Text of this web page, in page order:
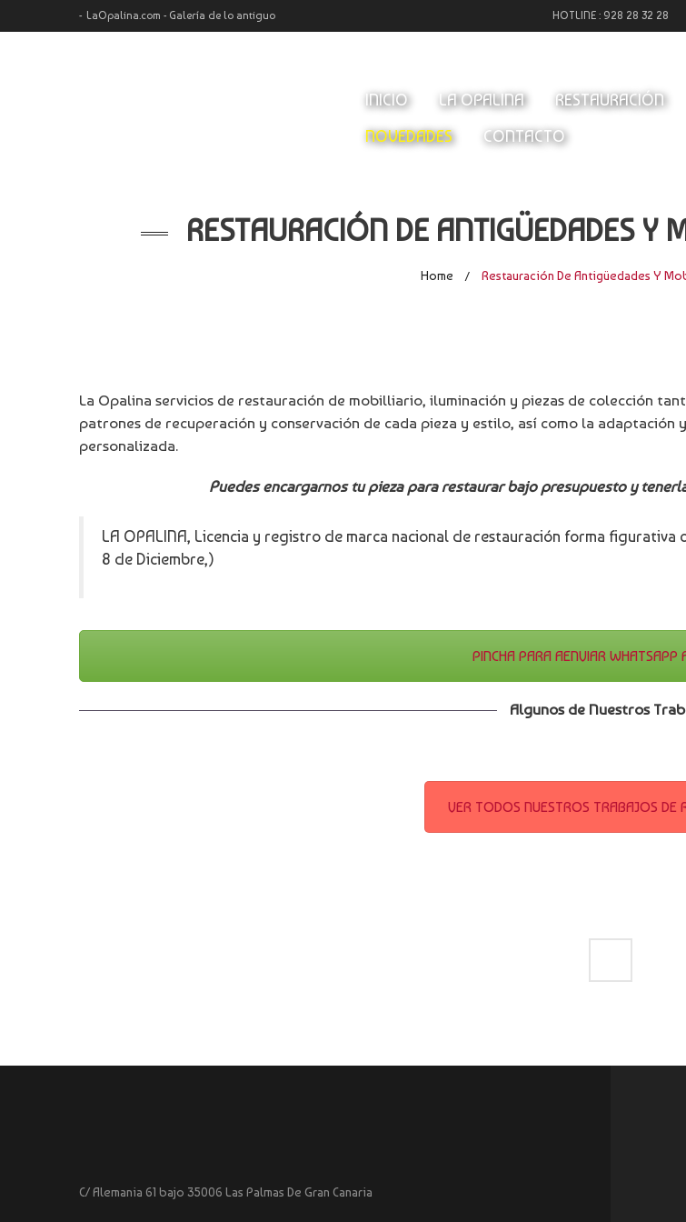
LaOpalina.com - Galería de lo antiguo HOTLINE : 928 28 32 28
INICIO LA OPALINA RESTAURACIÓN
NOVEDADES
CONTACTO
RESTAURACIÓN DE ANTIGÜEDADES Y
Home / Restauración De Antigüedades Y
La Opalina servicios de restauración de mobilliario, iluminación y piezas de colección
patrones de recuperación y conservación de cada pieza y estilo, así como la
personalizada.
Puedes encargarnos tu pieza para restaurar bajo presupuesto y
LA OPALINA, Licencia y registro de marca nacional de restauración forma figurativa
8 de Diciembre,)
PINCHA PARA AENVIAR
Algunos de Nuestros
VER TODOS NUESTROS TRABAJOS DE
C/ Alemania 61 bajo 35006 Las Palmas De Gran Canaria